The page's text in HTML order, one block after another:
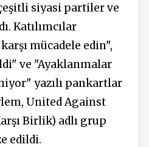
siyasi partiler ve
Katılımcılar
mücadele edin",
ve "Ayaklanmalar
yazılı pankartlar
United Against
Birlik) adlı grup
edildi.